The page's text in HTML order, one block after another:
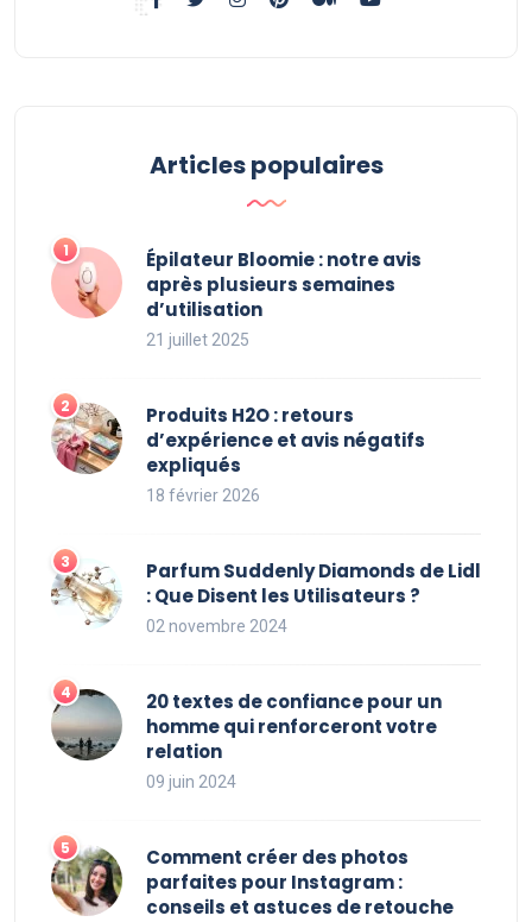
Articles populaires
Épilateur Bloomie : notre avis
après plusieurs semaines
d’utilisation
21 juillet 2025
Produits H2O : retours
d’expérience et avis négatifs
expliqués
18 février 2026
Parfum Suddenly Diamonds de Lidl
: Que Disent les Utilisateurs ?
02 novembre 2024
20 textes de confiance pour un
homme qui renforceront votre
relation
09 juin 2024
Comment créer des photos
parfaites pour Instagram :
conseils et astuces de retouche